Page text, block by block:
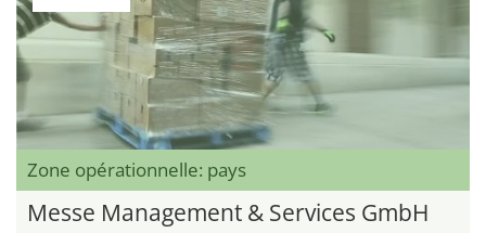
Zone opérationnelle: pays
Messe Management & Services GmbH